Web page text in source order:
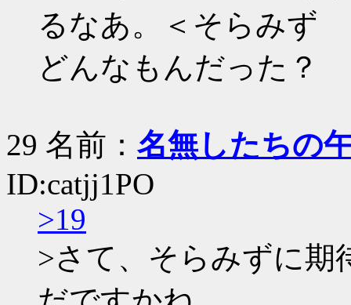
るなあ。＜そらみず
どんなもんだった？
29 名前： 名無したちの
ID:catjj1PO
>19
>さて、そらみずに期